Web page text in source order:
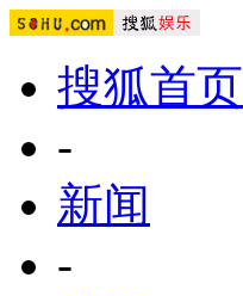
搜狐首页
-
新闻
-